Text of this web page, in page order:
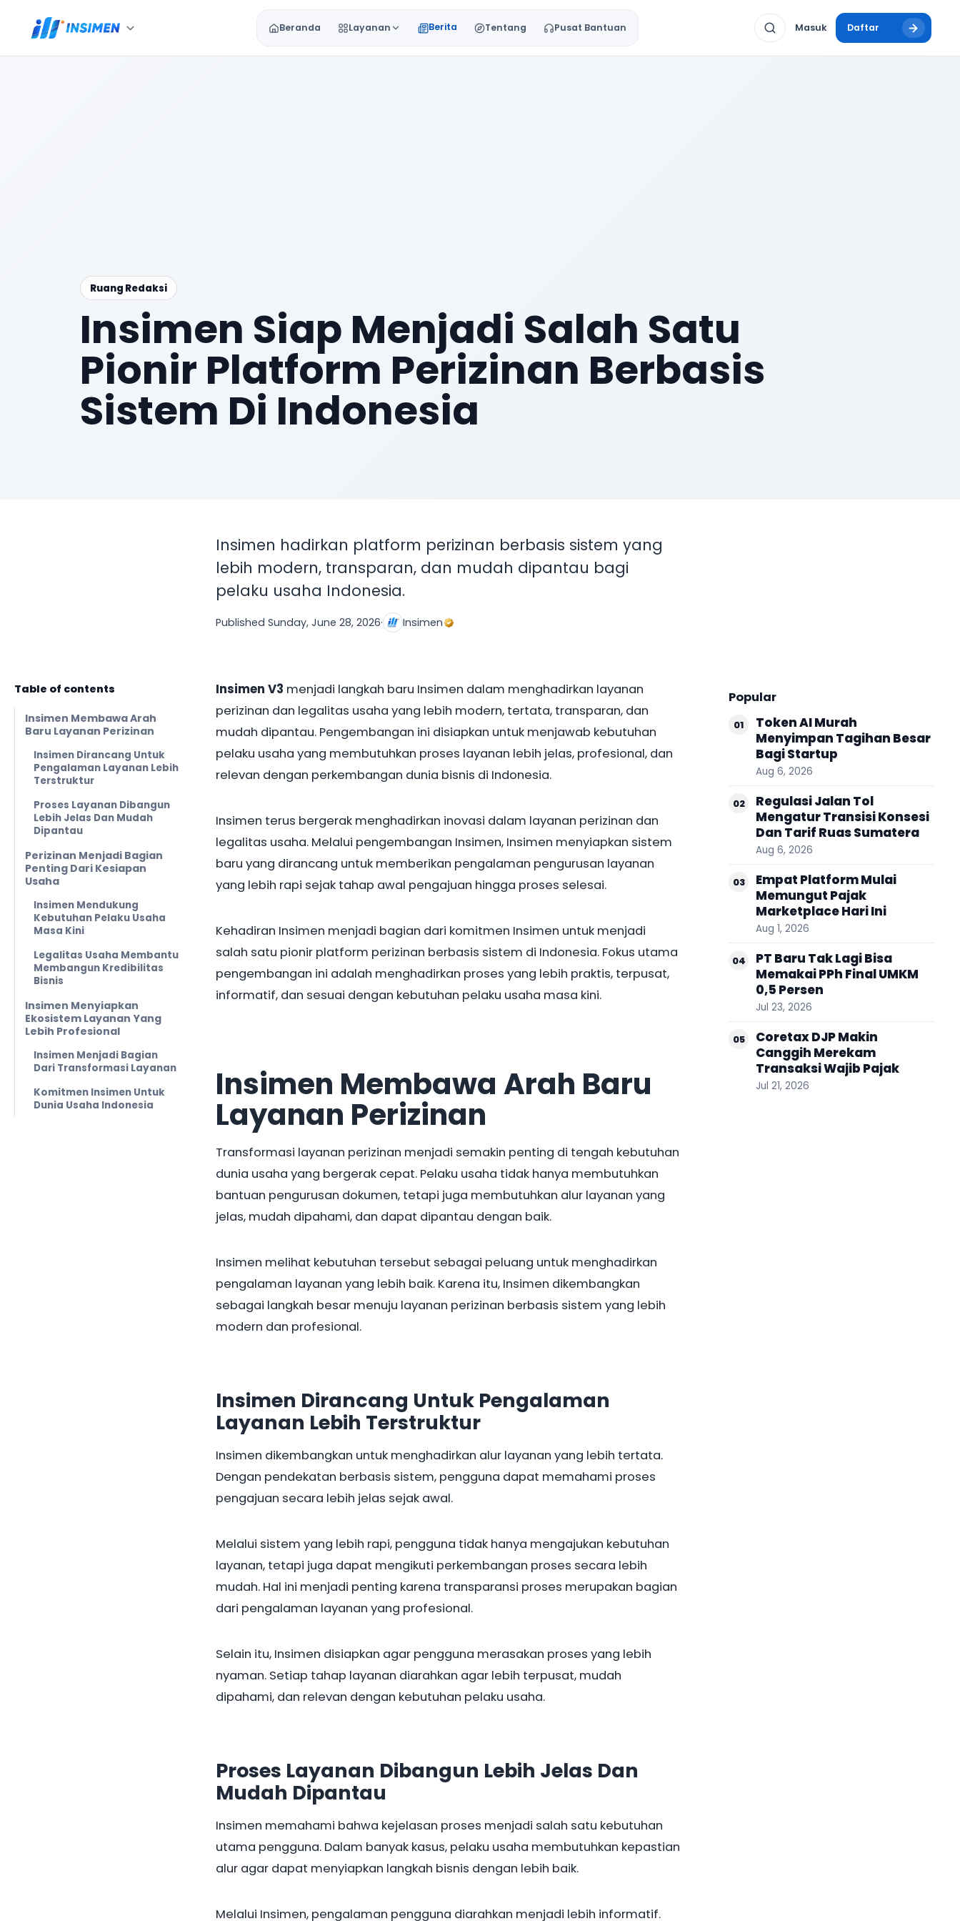
Beranda Layanan Berita Tentang Pusat Bantuan Masuk Daftar
Ruang Redaksi
Insimen Siap Menjadi Salah Satu
Pionir Platform Perizinan Berbasis
Sistem Di Indonesia
Insimen hadirkan platform perizinan berbasis sistem yang
lebih modern, transparan, dan mudah dipantau bagi
pelaku usaha Indonesia.
Published Sunday, June 28, 2026· Insimen
Table of contents
Insimen Membawa Arah
Baru Layanan Perizinan
Insimen Dirancang Untuk
Pengalaman Layanan Lebih
Terstruktur
Proses Layanan Dibangun
Lebih Jelas Dan Mudah
Dipantau
Perizinan Menjadi Bagian
Penting Dari Kesiapan
Usaha
Insimen Mendukung
Kebutuhan Pelaku Usaha
Masa Kini
Legalitas Usaha Membantu
Membangun Kredibilitas
Bisnis
Insimen Menyiapkan
Ekosistem Layanan Yang
Lebih Profesional
Insimen Menjadi Bagian
Dari Transformasi Layanan
Komitmen Insimen Untuk
Dunia Usaha Indonesia
Insimen V3 menjadi langkah baru Insimen dalam menghadirkan layanan
perizinan dan legalitas usaha yang lebih modern, tertata, transparan, dan
mudah dipantau. Pengembangan ini disiapkan untuk menjawab kebutuhan
pelaku usaha yang membutuhkan proses layanan lebih jelas, profesional, dan
relevan dengan perkembangan dunia bisnis di Indonesia.
Insimen terus bergerak menghadirkan inovasi dalam layanan perizinan dan
legalitas usaha. Melalui pengembangan Insimen, Insimen menyiapkan sistem
baru yang dirancang untuk memberikan pengalaman pengurusan layanan
yang lebih rapi sejak tahap awal pengajuan hingga proses selesai.
Kehadiran Insimen menjadi bagian dari komitmen Insimen untuk menjadi
salah satu pionir platform perizinan berbasis sistem di Indonesia. Fokus utama
pengembangan ini adalah menghadirkan proses yang lebih praktis, terpusat,
informatif, dan sesuai dengan kebutuhan pelaku usaha masa kini.
Insimen Membawa Arah Baru
Layanan Perizinan
Transformasi layanan perizinan menjadi semakin penting di tengah kebutuhan
dunia usaha yang bergerak cepat. Pelaku usaha tidak hanya membutuhkan
bantuan pengurusan dokumen, tetapi juga membutuhkan alur layanan yang
jelas, mudah dipahami, dan dapat dipantau dengan baik.
Insimen melihat kebutuhan tersebut sebagai peluang untuk menghadirkan
pengalaman layanan yang lebih baik. Karena itu, Insimen dikembangkan
sebagai langkah besar menuju layanan perizinan berbasis sistem yang lebih
modern dan profesional.
Insimen Dirancang Untuk Pengalaman
Layanan Lebih Terstruktur
Insimen dikembangkan untuk menghadirkan alur layanan yang lebih tertata.
Dengan pendekatan berbasis sistem, pengguna dapat memahami proses
pengajuan secara lebih jelas sejak awal.
Melalui sistem yang lebih rapi, pengguna tidak hanya mengajukan kebutuhan
layanan, tetapi juga dapat mengikuti perkembangan proses secara lebih
mudah. Hal ini menjadi penting karena transparansi proses merupakan bagian
dari pengalaman layanan yang profesional.
Selain itu, Insimen disiapkan agar pengguna merasakan proses yang lebih
nyaman. Setiap tahap layanan diarahkan agar lebih terpusat, mudah
dipahami, dan relevan dengan kebutuhan pelaku usaha.
Proses Layanan Dibangun Lebih Jelas Dan
Mudah Dipantau
Insimen memahami bahwa kejelasan proses menjadi salah satu kebutuhan
utama pengguna. Dalam banyak kasus, pelaku usaha membutuhkan kepastian
alur agar dapat menyiapkan langkah bisnis dengan lebih baik.
Melalui Insimen, pengalaman pengguna diarahkan menjadi lebih informatif.
Popular
01
Token AI Murah
Menyimpan Tagihan Besar
Bagi Startup
Aug 6, 2026
02
Regulasi Jalan Tol
Mengatur Transisi Konsesi
Dan Tarif Ruas Sumatera
Aug 6, 2026
03
Empat Platform Mulai
Memungut Pajak
Marketplace Hari Ini
Aug 1, 2026
04
PT Baru Tak Lagi Bisa
Memakai PPh Final UMKM
0,5 Persen
Jul 23, 2026
05
Coretax DJP Makin
Canggih Merekam
Transaksi Wajib Pajak
Jul 21, 2026